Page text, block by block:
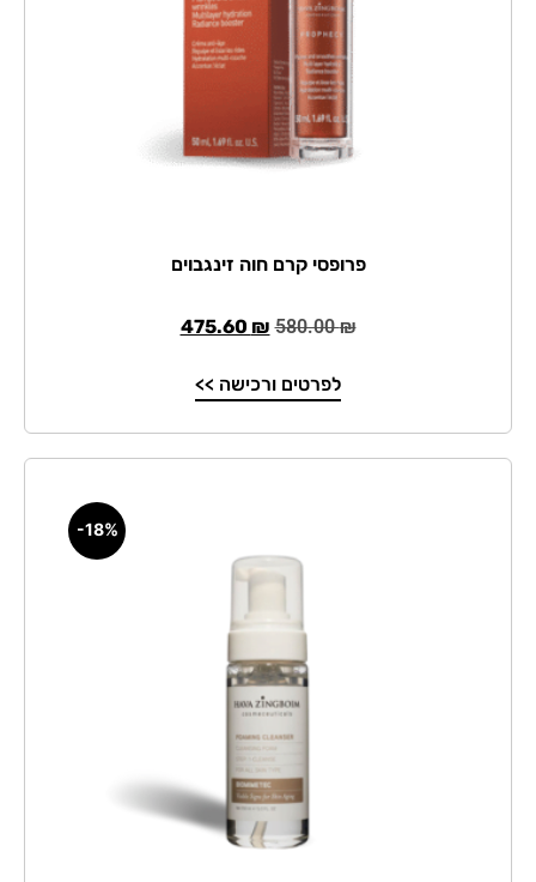
פרופסי קרם חוה זינגבוים
580.00₪
475.60 ₪
לפרטים ורכישה >>
-18%